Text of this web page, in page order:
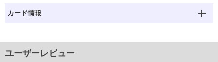
カード情報
ユーザーレビュー